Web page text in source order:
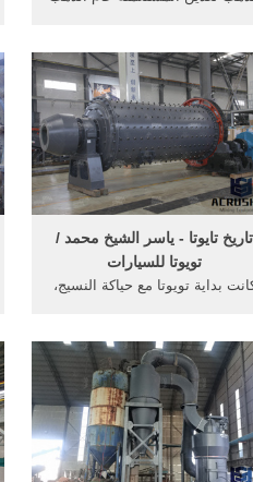
تاريخ تايوتا - ياسر الشيخ محمد /
تويوتا للسيارات
بداية تويوتا مع حياكة النسيج،